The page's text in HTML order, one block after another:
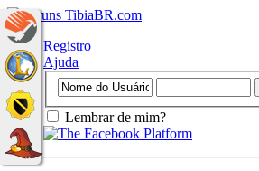
Registro
Ajuda
Lembrar de mim?